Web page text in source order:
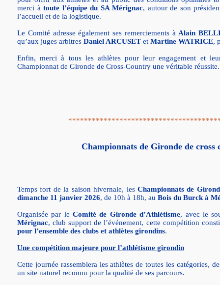
merci à toute l’équipe du SA Mérignac, autour de son
l’accueil et de la logistique.
Le Comité adresse également ses remerciements à Alain
qu’aux juges arbitres Daniel ARCUSET et Martine WATRICE,
Enfin, merci à tous les athlètes pour leur engagement et
Championnat de Gironde de Cross-Country une véritable réussite.
Championnats de Gironde de cross
Temps fort de la saison hivernale, les Championnats de
dimanche 11 janvier 2026, de 10h à 18h, au Bois du Burck à
Organisée par leComité de Gironde d’Athlétisme, avec le
Mérignac, club support de l’événement, cette compétition
pour l’ensemble des clubs et athlètes girondins.
Une compétition majeure pour l’athlétisme girondin
Cette journée rassemblera les athlètes de toutes les catégories,
un site naturel reconnu pour la qualité de ses parcours.